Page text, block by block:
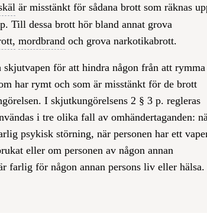
är misstänkt för sådana brott som räknas
Till dessa brott hör bland annat grova
mordbrand och grova narkotikabrott.
skjutvapen för att hindra någon från att rymma
har rymt och som är misstänkt för de brott
I skjutkungörelsens 2 § 3 p. regleras
i tre olika fall av omhändertaganden:
psykisk störning, när personen har ett
eller om personen av någon annan
farlig för någon annan persons liv eller hälsa.